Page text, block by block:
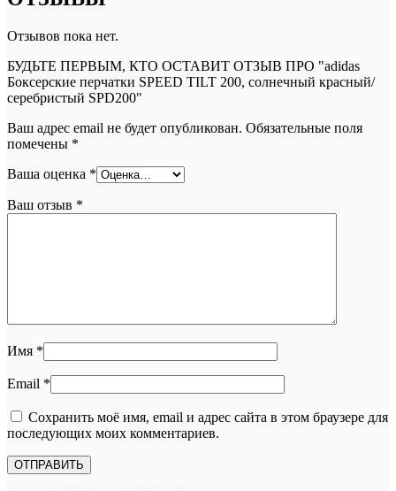
Отзывов пока нет.
БУДЬТЕ ПЕРВЫМ, КТО ОСТАВИТ ОТЗЫВ ПРО "adidas
Боксерские перчатки SPEED TILT 200, солнечный красный/
серебристый SPD200"
Ваш адрес email не будет опубликован. Обязательные поля
помечены *
Ваша оценка *
Ваш отзыв *
Имя *
Email *
Сохранить моё имя, email и адрес сайта в этом браузере для
последующих моих комментариев.